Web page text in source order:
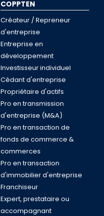
COPPTEN
Créateur / Repreneur
d'entreprise
Entreprise en
développement
Investisseur individuel
Cédant d'entreprise
Propriétaire d'actifs
Pro en transmission
d'entreprise (M&A)
Pro en transaction de
fonds de commerce &
commerces
Pro en transaction
d'immobilier d'entreprise
Franchiseur
Expert, prestataire ou
accompagnant